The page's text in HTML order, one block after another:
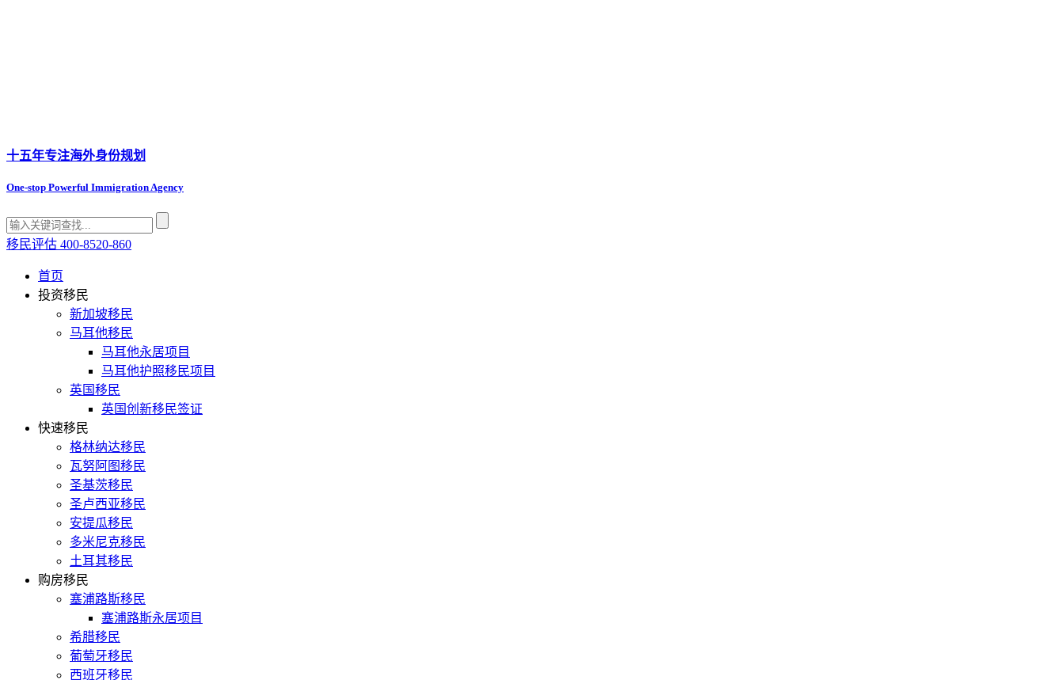
十五年专注海外身份规划
One-stop Powerful Immigration Agency
移民评估 400-8520-860
首页
投资移民
新加坡移民
马耳他移民
马耳他永居项目
马耳他护照移民项目
英国移民
英国创新移民签证
快速移民
格林纳达移民
瓦努阿图移民
圣基茨移民
圣卢西亚移民
安提瓜移民
多米尼克移民
土耳其移民
购房移民
塞浦路斯移民
塞浦路斯永居项目
希腊移民
葡萄牙移民
西班牙移民